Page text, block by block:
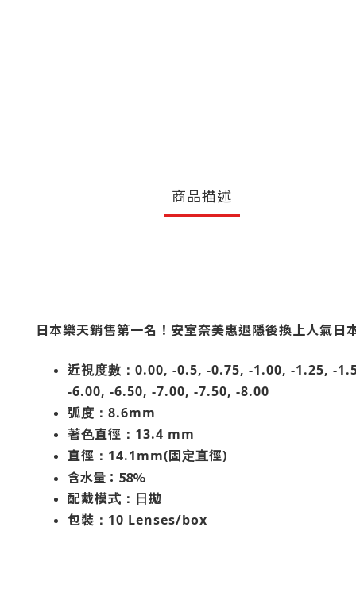
商品描述
日本樂天銷售第一名！安室奈美惠退隱後換上人氣日
近視度數： 0.00, -0.5, -0.75, -1.00, -1.25, -
-6.00, -6.50, -7.00, -7.50, -8.00
弧度：8.6mm
著色直徑： 13.4 mm
直徑：14.1mm(固定直徑)
含水量：58%
配戴模式：日拋
包裝： 10 Lenses/box